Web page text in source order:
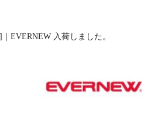
EVERNEW 入荷しました。